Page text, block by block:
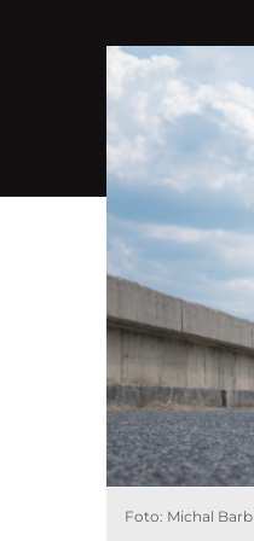
Foto: Michal